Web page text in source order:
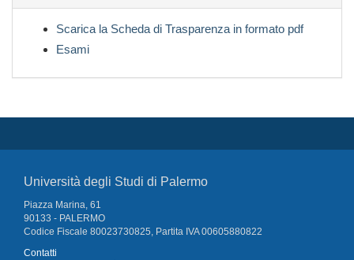
Scarica la Scheda di Trasparenza in formato pdf
Esami
Università degli Studi di Palermo
Piazza Marina, 61
90133 - PALERMO
Codice Fiscale 80023730825, Partita IVA 00605880822
Contatti